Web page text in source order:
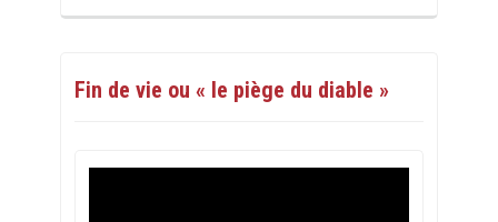
Fin de vie ou « le piège du diable »